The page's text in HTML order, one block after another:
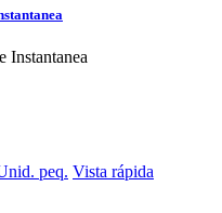
Instantanea
Vista rápida